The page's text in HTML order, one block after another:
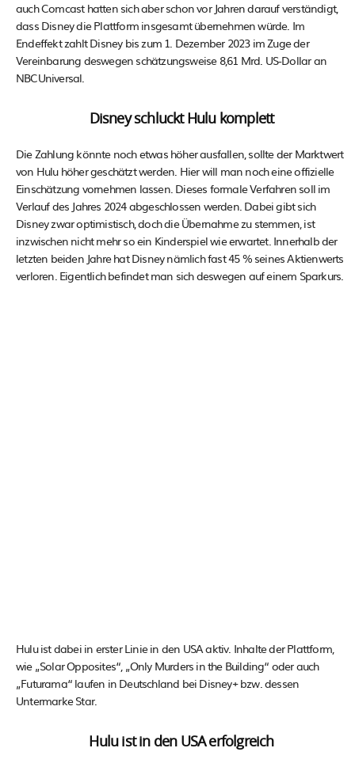
auch Comcast hatten sich aber schon vor Jahren darauf verständigt,
dass Disney die Plattform insgesamt übernehmen würde. Im
Endeffekt zahlt Disney bis zum 1. Dezember 2023 im Zuge der
Vereinbarung deswegen schätzungsweise 8,61 Mrd. US-Dollar an
NBCUniversal.
Disney schluckt Hulu komplett
Die Zahlung könnte noch etwas höher ausfallen, sollte der Marktwert
von Hulu höher geschätzt werden. Hier will man noch eine offizielle
Einschätzung vornehmen lassen. Dieses formale Verfahren soll im
Verlauf des Jahres 2024 abgeschlossen werden. Dabei gibt sich
Disney zwar optimistisch, doch die Übernahme zu stemmen, ist
inzwischen nicht mehr so ein Kinderspiel wie erwartet. Innerhalb der
letzten beiden Jahre hat Disney nämlich fast 45 % seines Aktienwerts
verloren. Eigentlich befindet man sich deswegen auf einem Sparkurs.
Hulu ist dabei in erster Linie in den USA aktiv. Inhalte der Plattform,
wie „Solar Opposites“, „Only Murders in the Building“ oder auch
„Futurama“ laufen in Deutschland bei Disney+ bzw. dessen
Untermarke Star.
Hulu ist in den USA erfolgreich